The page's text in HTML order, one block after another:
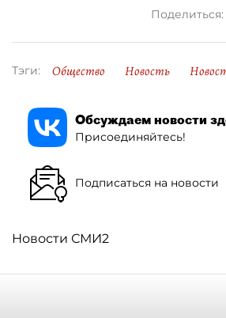
Поделиться:
Тэги: Общество Новость
Обсуждаем новости
Присоединяйтесь!
Подписаться на новости
Новости СМИ2